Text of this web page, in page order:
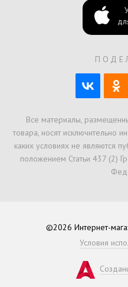
Все материалы,
товара, носят исключительно
каких условиях не являются
положением Статьи 437 (2)
©2026 Интернет-
Условия